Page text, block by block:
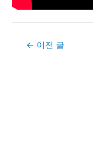
Post← 이전 글